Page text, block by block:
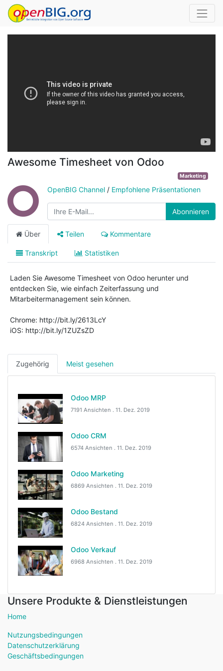
Awesome Timesheet von Odoo
Marketing
OpenBIG Channel / Empfohlene Präsentationen
Abonnieren
Über Teilen Kommentare
Transkript Statistiken
Laden Sie Awesome Timesheet von Odoo herunter und
entdecken Sie, wie einfach Zeiterfassung und
Mitarbeitermanagement sein können.
Chrome: http://bit.ly/2613LcY
iOS: http://bit.ly/1ZUZsZD
Zugehörig Meist gesehen
Odoo MRP
7191 Ansichten . 11. Dez. 2019
Odoo CRM
6574 Ansichten . 11. Dez. 2019
Odoo Marketing
6869 Ansichten . 11. Dez. 2019
Odoo Bestand
6824 Ansichten . 11. Dez. 2019
Odoo Verkauf
6968 Ansichten . 11. Dez. 2019
Unsere Produkte & Dienstleistungen
Home
Nutzungsbedingungen
Datenschutzerklärung
Geschäftsbedingungen